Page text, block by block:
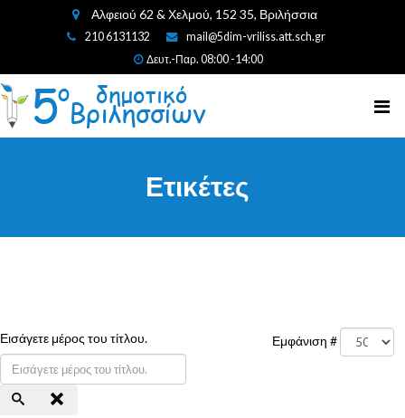
Αλφειού 62 & Χελμού, 152 35, Βριλήσσια
210 6131132
mail@5dim-vriliss.att.sch.gr
Δευτ.-Παρ. 08:00 -14:00
Ετικέτες
Εισάγετε μέρος του τίτλου. Εμφάνιση #